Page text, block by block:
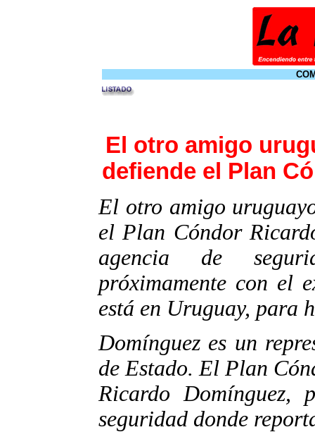
El otro amigo
defiende el Plan
El otro amigo
el Plan Cóndor
agencia de
próximamente con el
está en Uruguay, para
Domínguez es un
de Estado. El Plan
Ricardo Domínguez,
seguridad donde